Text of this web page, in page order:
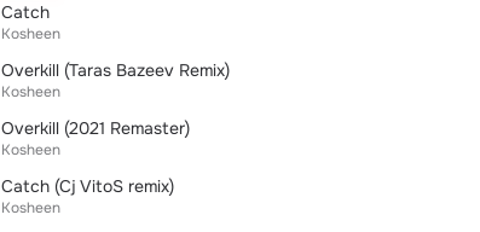
Catch
Kosheen
Overkill (Taras Bazeev Remix)
Kosheen
Overkill (2021 Remaster)
Kosheen
Catch (Cj VitoS remix)
Kosheen